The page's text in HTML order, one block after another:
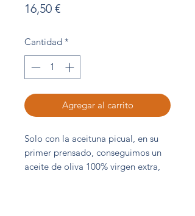
16,50 €Precio
Cantidad *
Agregar al carrito
Solo con la aceituna picual, en su
primer prensado, conseguimos un
aceite de oliva 100% virgen extra,